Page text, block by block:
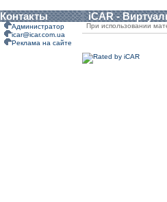
Контакты iCAR -
Администратор
icar@icar.com.ua
Реклама на сайте
При использовании